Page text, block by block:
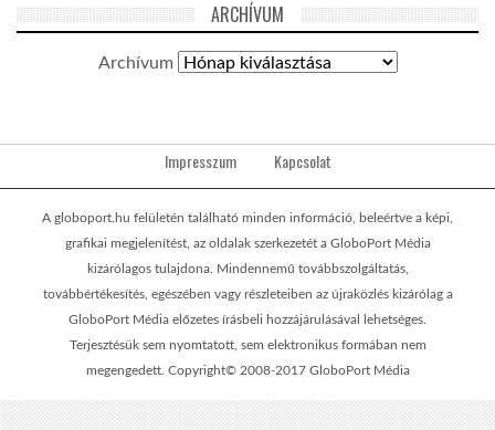
ARCHÍVUM
Archívum
Impresszum Kapcsolat
A globoport.hu felületén található minden információ, beleértve a képi,
grafikai megjelenítést, az oldalak szerkezetét a GloboPort Média
kizárólagos tulajdona. Mindennemű továbbszolgáltatás,
továbbértékesítés, egészében vagy részleteiben az újraközlés kizárólag a
GloboPort Média előzetes írásbeli hozzájárulásával lehetséges.
Terjesztésük sem nyomtatott, sem elektronikus formában nem
megengedett. Copyright© 2008-2017 GloboPort Média